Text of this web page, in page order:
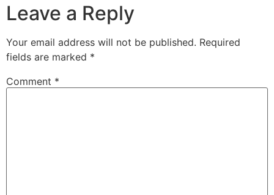
Leave a Reply
Your email address will not be published. Required
fields are marked *
Comment *